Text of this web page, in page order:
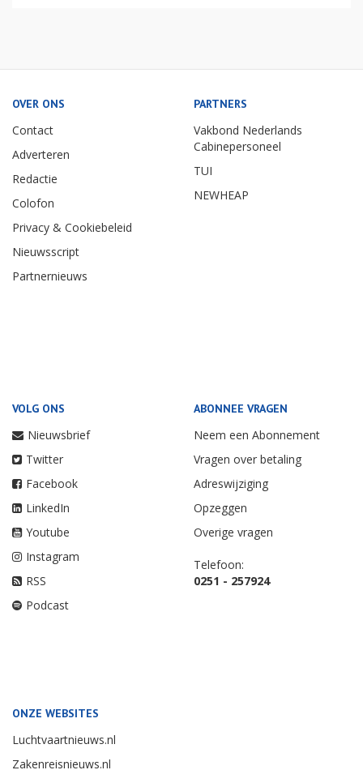
OVER ONS
Contact
Adverteren
Redactie
Colofon
Privacy & Cookiebeleid
Nieuwsscript
Partnernieuws
PARTNERS
Vakbond Nederlands
Cabinepersoneel
TUI
NEWHEAP
VOLG ONS
Nieuwsbrief
Twitter
Facebook
LinkedIn
Youtube
Instagram
RSS
Podcast
ABONNEE VRAGEN
Neem een Abonnement
Vragen over betaling
Adreswijziging
Opzeggen
Overige vragen
Telefoon:
0251 - 257924
ONZE WEBSITES
Luchtvaartnieuws.nl
Zakenreisnieuws.nl